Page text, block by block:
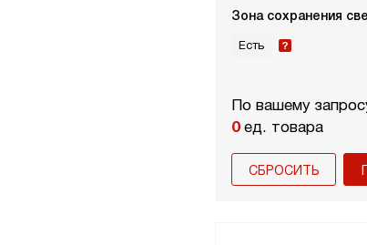
Зона сохранения
Есть
По вашему
0ед. товара
СБРОСИТЬ